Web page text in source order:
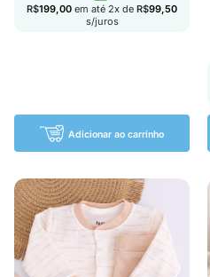
R$199,00 em até 2x de R$99,50
s/juros
Adicionar ao carrinho